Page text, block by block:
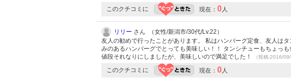
このクチコミに 現在： 0人
リリー さん （女性/新潟市/30代/Lv.22）
友人の勧めで行ったことがあります。 私はハンバーグ定食、友人は
みのあるハンバーグでとっても美味しい！！ タンシチューもちょっ
値段それなりにしましたが、美味しいので満足でした！
（投稿:2016/
このクチコミに 現在： 0人